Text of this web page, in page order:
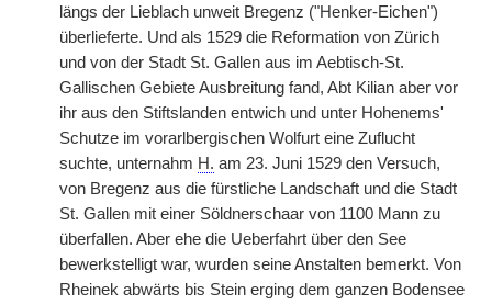
längs der Lieblach unweit Bregenz ("Henker-Eichen")
überlieferte. Und als 1529 die Reformation von Zürich
und von der Stadt St. Gallen aus im Aebtisch-St.
Gallischen Gebiete Ausbreitung fand, Abt Kilian aber vor
ihr aus den Stiftslanden entwich und unter Hohenems'
Schutze im vorarlbergischen Wolfurt eine Zuflucht
suchte, unternahm H. am 23. Juni 1529 den Versuch,
von Bregenz aus die fürstliche Landschaft und die Stadt
St. Gallen mit einer Söldnerschaar von 1100 Mann zu
überfallen. Aber ehe die Ueberfahrt über den See
bewerkstelligt war, wurden seine Anstalten bemerkt. Von
Rheinek abwärts bis Stein erging dem ganzen Bodensee